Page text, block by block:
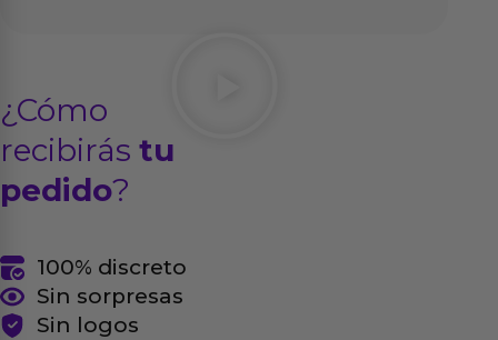
¿Cómo
recibirás tu
pedido?
100% discreto
Sin sorpresas
Sin logos